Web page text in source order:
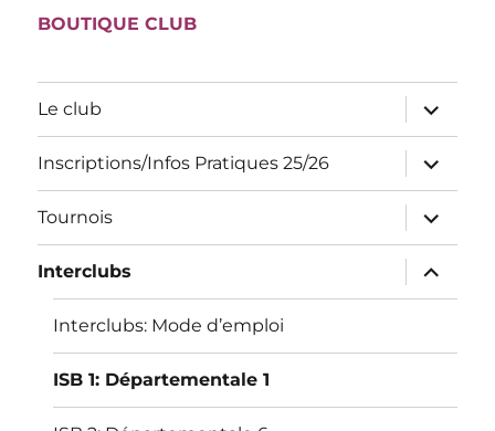
BOUTIQUE CLUB
Le club
ouvrir
le
sous-
menu
Inscriptions/Infos Pratiques 25/26
ouvrir
le
sous-
menu
Tournois
ouvrir
le
sous-
menu
Interclubs
ouvrir
le
sous-
Interclubs: Mode d’emploi
ISB 1: Départementale 1